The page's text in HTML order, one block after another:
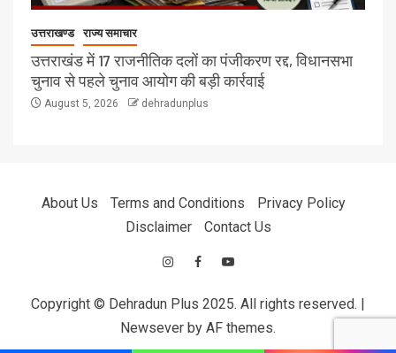
उत्तराखण्ड राज्य समाचार
उत्तराखंड में 17 राजनीतिक दलों का पंजीकरण रद्द, विधानसभा
चुनाव से पहले चुनाव आयोग की बड़ी कार्रवाई
August 5, 2026 dehradunplus
About Us Terms and Conditions
Privacy Policy
Disclaimer
Contact Us
Copyright © Dehradun Plus 2025. All rights reserved. |
Newsever by AF themes.